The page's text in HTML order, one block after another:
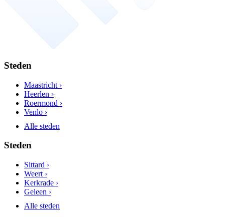
Steden
Maastricht ›
Heerlen ›
Roermond ›
Venlo ›
Alle steden
Steden
Sittard ›
Weert ›
Kerkrade ›
Geleen ›
Alle steden